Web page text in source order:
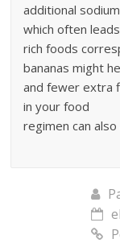
additional
which often
rich foods
bananas might
and fewer extra
in your food
regimen can